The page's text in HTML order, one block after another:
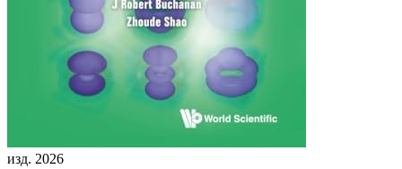
изд. 2026